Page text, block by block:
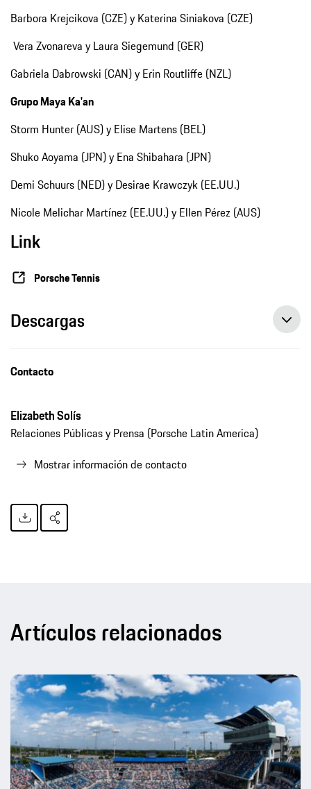
Barbora Krejcikova (CZE) y Katerina Siniakova (CZE)
Vera Zvonareva y Laura Siegemund (GER)
Gabriela Dabrowski (CAN) y Erin Routliffe (NZL)
Grupo Maya Ka'an
Storm Hunter (AUS) y Elise Martens (BEL)
Shuko Aoyama (JPN) y Ena Shibahara (JPN)
Demi Schuurs (NED) y Desirae Krawczyk (EE.UU.)
Nicole Melichar Martínez (EE.UU.) y Ellen Pérez (AUS)
Link
Porsche Tennis
Descargas
Contacto
Elizabeth Solís
Relaciones Públicas y Prensa (Porsche Latin America)
Mostrar información de contacto
Artículos relacionados